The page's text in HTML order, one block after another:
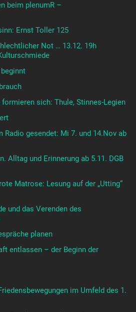
beim plenumR –
Ernst Toller 125
Not … 13.12. 19h
sich: Thule, Stinnes-Legien
Radio gesendet: Mi 7. und 14.Nov ab
Alltag und Erinnerung ab 5.11. DGB
Matrose: Lesung auf der „Utting“
und das Verenden des
planen
entlassen – der Beginn der
im Umfeld des 1.